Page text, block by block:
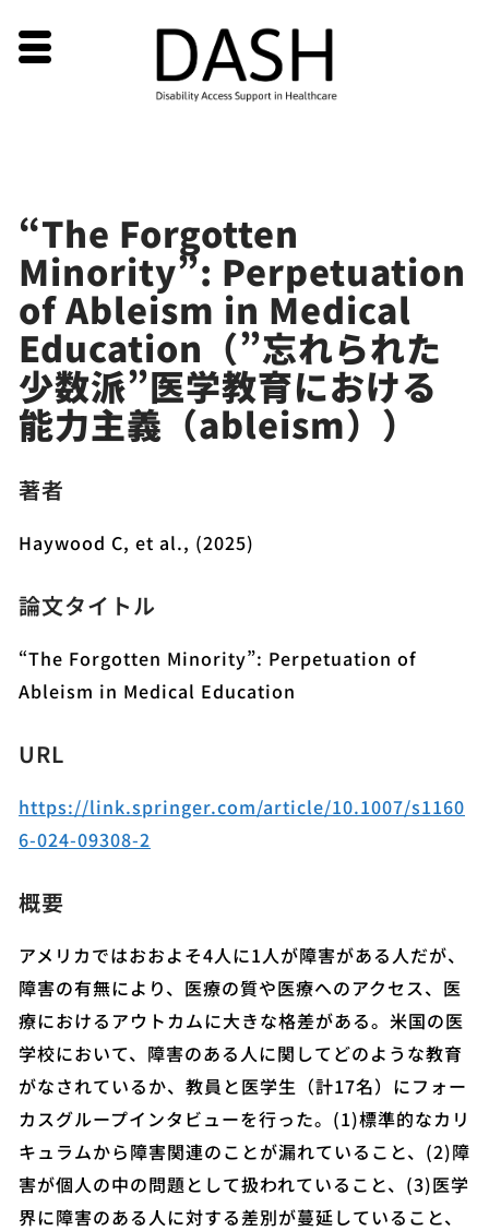
Skip
content
“The Forgotten
Minority”: Perpetuation
of Ableism in Medical
Education（”忘れられた
少数派”医学教育における
能力主義（ableism））
著者
Haywood C, et al., (2025)
論文タイトル
“The Forgotten Minority”: Perpetuation of
Ableism in Medical Education
URL
https://link.springer.com/article/10.1007/s1160
6-024-09308-2
概要
アメリカではおおよそ4人に1人が障害がある人だが、
障害の有無により、医療の質や医療へのアクセス、医
療におけるアウトカムに大きな格差がある。米国の医
学校において、障害のある人に関してどのような教育
がなされているか、教員と医学生（計17名）にフォー
カスグループインタビューを行った。(1)標準的なカリ
キュラムから障害関連のことが漏れていること、(2)障
害が個人の中の問題として扱われていること、(3)医学
界に障害のある人に対する差別が蔓延していること、